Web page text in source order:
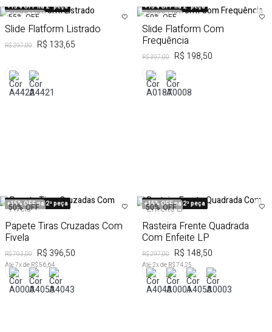
+15% OFF na 2ª peça
55% OFF
Slide Flatform Listrado
R$ 297,00 R$ 133,65
+15% OFF na 2ª peça
50% OFF
Slide Flatform Com
Frequência
R$ 397,00 R$ 198,50
+15% OFF na 2ª peça
50% OFF
Papete Tiras Cruzadas Com
Fivela
R$ 793,00 R$ 396,50
Até7x de R$ 56,64
+15% OFF na 2ª peça
50% OFF
Rasteira Frente Quadrada
Com Enfeite LP
R$ 297,00 R$ 148,50
Até 2x de R$ 74,25